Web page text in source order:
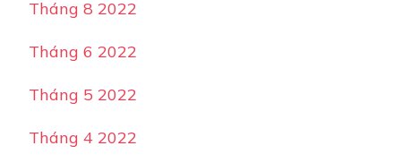
Tháng 8 2022
Tháng 6 2022
Tháng 5 2022
Tháng 4 2022